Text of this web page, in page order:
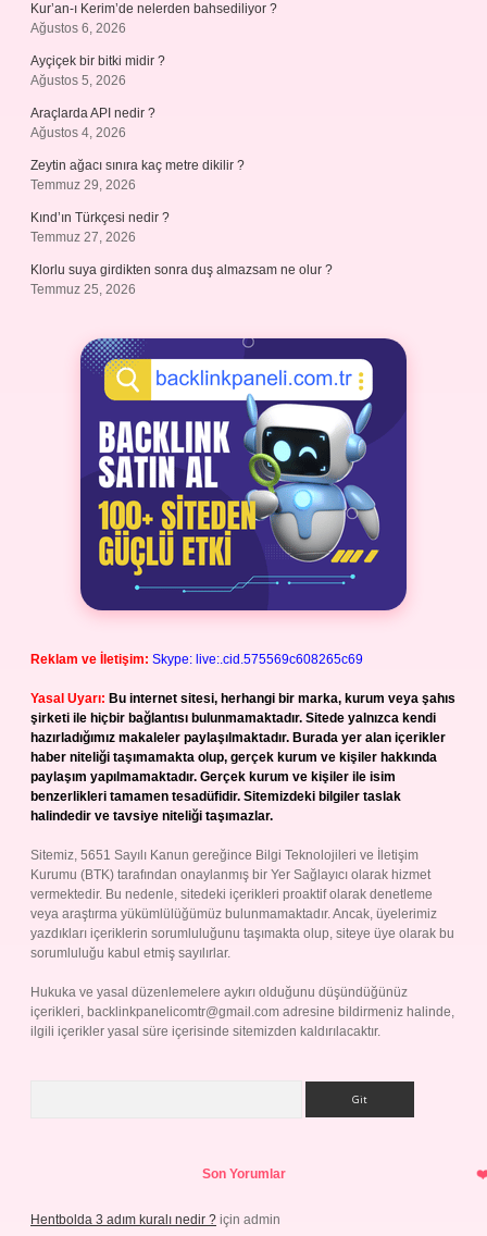
Kur’an-ı Kerim’de nelerden bahsediliyor ?
Ağustos 6, 2026
Ayçiçek bir bitki midir ?
Ağustos 5, 2026
Araçlarda API nedir ?
Ağustos 4, 2026
Zeytin ağacı sınıra kaç metre dikilir ?
Temmuz 29, 2026
Kınd’ın Türkçesi nedir ?
Temmuz 27, 2026
Klorlu suya girdikten sonra duş almazsam ne olur ?
Temmuz 25, 2026
Reklam ve İletişim: Skype: live:.cid.575569c608265c69
Yasal Uyarı: Bu internet sitesi, herhangi bir marka, kurum veya şahıs
şirketi ile hiçbir bağlantısı bulunmamaktadır. Sitede yalnızca kendi
hazırladığımız makaleler paylaşılmaktadır. Burada yer alan içerikler
haber niteliği taşımamakta olup, gerçek kurum ve kişiler hakkında
paylaşım yapılmamaktadır. Gerçek kurum ve kişiler ile isim
benzerlikleri tamamen tesadüfidir. Sitemizdeki bilgiler taslak
halindedir ve tavsiye niteliği taşımazlar.
Sitemiz, 5651 Sayılı Kanun gereğince Bilgi Teknolojileri ve İletişim
Kurumu (BTK) tarafından onaylanmış bir Yer Sağlayıcı olarak hizmet
vermektedir. Bu nedenle, sitedeki içerikleri proaktif olarak denetleme
veya araştırma yükümlülüğümüz bulunmamaktadır. Ancak, üyelerimiz
yazdıkları içeriklerin sorumluluğunu taşımakta olup, siteye üye olarak bu
sorumluluğu kabul etmiş sayılırlar.
Hukuka ve yasal düzenlemelere aykırı olduğunu düşündüğünüz
içerikleri, backlinkpanelicomtr@gmail.com adresine bildirmeniz halinde,
ilgili içerikler yasal süre içerisinde sitemizden kaldırılacaktır.
Son Yorumlar
Hentbolda 3 adım kuralı nedir ? için admin